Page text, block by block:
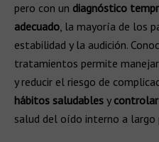
pero con un diagnóstico
adecuado, la mayoría de los
estabilidad y la audición.
tratamientos permite
y reducir el riesgo de
hábitos saludables y
salud del oído interno a largo